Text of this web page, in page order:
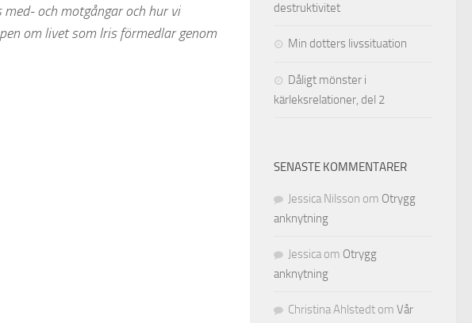
och motgångar och hur vi
om livet som Iris förmedlar genom
destruktivitet
Min dotters livssituation
Dåligt mönster i
kärleksrelationer, del 2
SENASTE KOMMENTARER
Jessica Nilsson om Otrygg
anknytning
Jessica om Otrygg
anknytning
Christina Ahlstedt om Vår